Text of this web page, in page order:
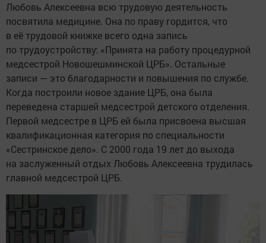
Любовь Алексеевна всю трудовую деятельность
посвятила медицине. Она по праву гордится, что
в её трудовой книжке всего одна запись
по трудоустройству: «Принята на работу процедурной
медсестрой Новошешминской ЦРБ». Остальные
записи — это благодарности и повышения по службе.
Когда построили новое здание ЦРБ, она была
переведена старшей медсестрой детского отделения.
Первой медсестре в ЦРБ ей была присвоена высшая
квалификационная категория по специальности
«Сестринское дело». С 2000 года 19 лет до выхода
на заслуженный отдых Любовь Алексеевна трудилась
главной медсестрой ЦРБ.